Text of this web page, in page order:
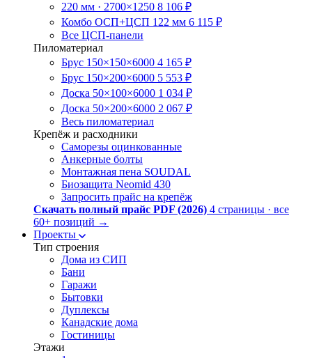
220 мм · 2700×1250 8 106 ₽
Комбо ОСП+ЦСП 122 мм 6 115 ₽
Все ЦСП-панели
Пиломатериал
Брус 150×150×6000 4 165 ₽
Брус 150×200×6000 5 553 ₽
Доска 50×100×6000 1 034 ₽
Доска 50×200×6000 2 067 ₽
Весь пиломатериал
Крепёж и расходники
Саморезы оцинкованные
Анкерные болты
Монтажная пена SOUDAL
Биозащита Neomid 430
Запросить прайс на крепёж
Скачать полный прайс PDF (2026) 4 страницы · все
60+ позиций →
Проекты
Тип строения
Дома из СИП
Бани
Гаражи
Бытовки
Дуплексы
Канадские дома
Гостиницы
Этажи